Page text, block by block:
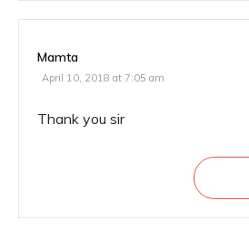
Mamta
April 10, 2018 at 7:05 am
Thank you sir